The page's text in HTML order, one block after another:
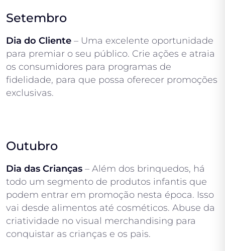
Setembro
Dia do Cliente – Uma excelente oportunidade
para premiar o seu público. Crie ações e atraia
os consumidores para programas de
fidelidade, para que possa oferecer promoções
exclusivas.
Outubro
Dia das Crianças – Além dos brinquedos, há
todo um segmento de produtos infantis que
podem entrar em promoção nesta época. Isso
vai desde alimentos até cosméticos. Abuse da
criatividade no visual merchandising para
conquistar as crianças e os pais.